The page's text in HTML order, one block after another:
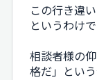
この行き違
というわけで
相談者様の
格だ」とい